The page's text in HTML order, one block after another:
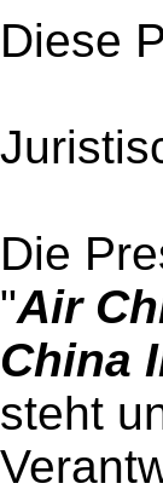
Diese
Die
"Air
China
steht